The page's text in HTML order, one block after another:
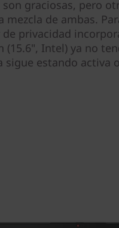
graciosas, pero
mezcla de ambas.
privacidad
(15.6", Intel) ya no
sigue estando activa